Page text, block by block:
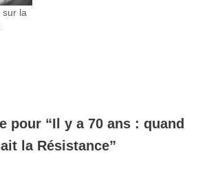
sur la
pour “Il y a 70 ans : quand
la Résistance”